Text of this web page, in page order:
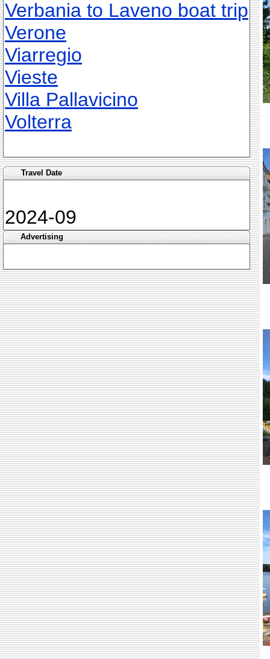
Verbania to Laveno boat trip
Verone
Viarregio
Vieste
Villa Pallavicino
Volterra
Travel Date
2024-09
Advertising